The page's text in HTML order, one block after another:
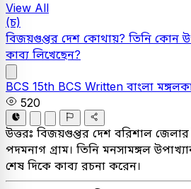
View All
(চ)
বিজয়গুপ্তর দেশ কোথায়? তিনি কোন
কাব্য লিখেছেন?
BCS 15th BCS Written বাংলা
520
উত্তরঃ বিজয়গুপ্তর দেশ বরিশাল জেলার
পদমনাগ গ্রাম। তিনি মনসামঙ্গল
শেষ দিকে কাব্য রচনা করেন।